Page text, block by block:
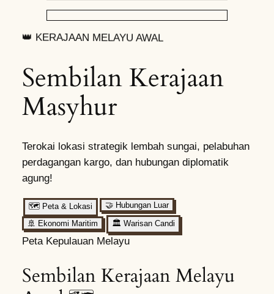
👑 KERAJAAN MELAYU AWAL
Sembilan Kerajaan
Masyhur
Terokai lokasi strategik lembah sungai, pelabuhan
perdagangan kargo, dan hubungan diplomatik
agung!
🗺️ Peta & Lokasi 🤝 Hubungan Luar
🚢 Ekonomi Maritim 🏛️ Warisan Candi
Peta Kepulauan Melayu
Sembilan Kerajaan Melayu